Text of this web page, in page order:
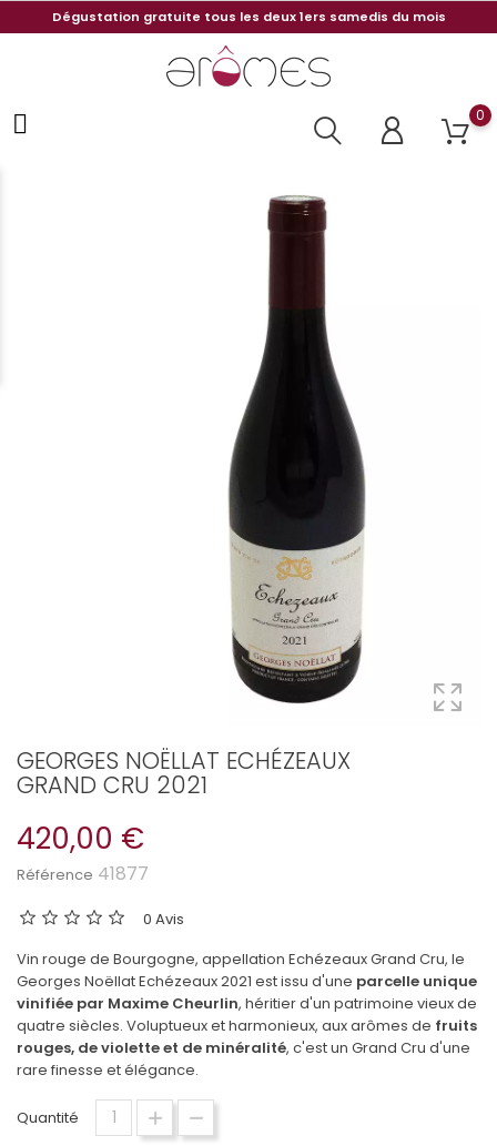
Dégustation gratuite tous les deux 1ers samedis du mois
0
GEORGES NOËLLAT ECHÉZEAUX
GRAND CRU 2021
420,00 €
Référence 41877
0 Avis
Vin rouge de Bourgogne, appellation Echézeaux Grand Cru, le
Georges Noëllat Echézeaux 2021 est issu d'une parcelle unique
vinifiée par Maxime Cheurlin, héritier d'un patrimoine vieux de
quatre siècles. Voluptueux et harmonieux, aux arômes de fruits
rouges, de violette et de minéralité, c'est un Grand Cru d'une
rare finesse et élégance.
Quantité